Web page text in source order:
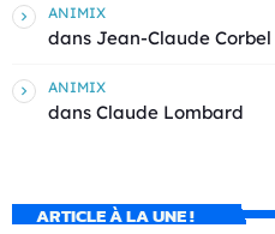
ANIMIX
dans Jean-Claude Corbel
ANIMIX
dans Claude Lombard
ARTICLE À LA UNE !